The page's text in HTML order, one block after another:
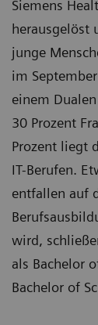
Siemens
herausgelöst
junge
im
einem
30 Prozent
Prozent liegt
IT-Berufen.
entfallen auf
wird,
als Bachelor
Bachelor of